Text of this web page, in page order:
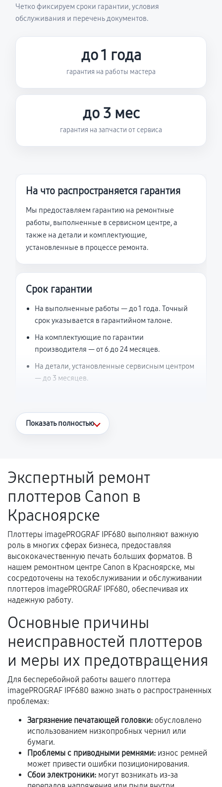
Четко фиксируем сроки гарантии, условия
обслуживания и перечень документов.
до 1 года
гарантия на работы мастера
до 3 мес
гарантия на запчасти от сервиса
На что распространяется гарантия
Мы предоставляем гарантию на ремонтные
работы, выполненные в сервисном центре, а
также на детали и комплектующие,
установленные в процессе ремонта.
Срок гарантии
На выполненные работы — до 1 года. Точный
срок указывается в гарантийном талоне.
На комплектующие по гарантии
производителя — от 6 до 24 месяцев.
На детали, установленные сервисным центром
— до 3 месяцев.
Что считается гарантийным случаем
Поломка установленной детали при
нормальной эксплуатации в течение
гарантийного срока.
Несоответствие комплектующей заявленным
техническим характеристикам.
Документы для подтверждения
гарантии
Гарантийный талон.
Акт выполненных работ с датой, перечнем
Документы на установленные комплектующие
и кассовый чек.
Расширенная гарантия
В некоторых случаях возможно оформление
расширенной гарантии. Стоимость, сроки и
условия продления согласовываются отдельно и
фиксируются в документах.
Показать полностью
Экспертный ремонт
плоттеров Canon в
Красноярске
Плоттеры imagePROGRAF IPF680 выполняют важную
роль в многих сферах бизнеса, предоставляя
высококачественную печать больших форматов. В
нашем ремонтном центре Canon в Красноярске, мы
сосредоточены на техобслуживании и обслуживании
плоттеров imagePROGRAF IPF680, обеспечивая их
надежную работу.
Основные причины
неисправностей плоттеров
и меры их предотвращения
Для бесперебойной работы вашего плоттера
imagePROGRAF IPF680 важно знать о распространенных
проблемах:
Загрязнение печатающей головки: обусловлено
использованием низкопробных чернил или
бумаги.
Проблемы с приводными ремнями: износ ремней
может привести ошибки позиционирования.
Сбои электроники: могут возникать из-за